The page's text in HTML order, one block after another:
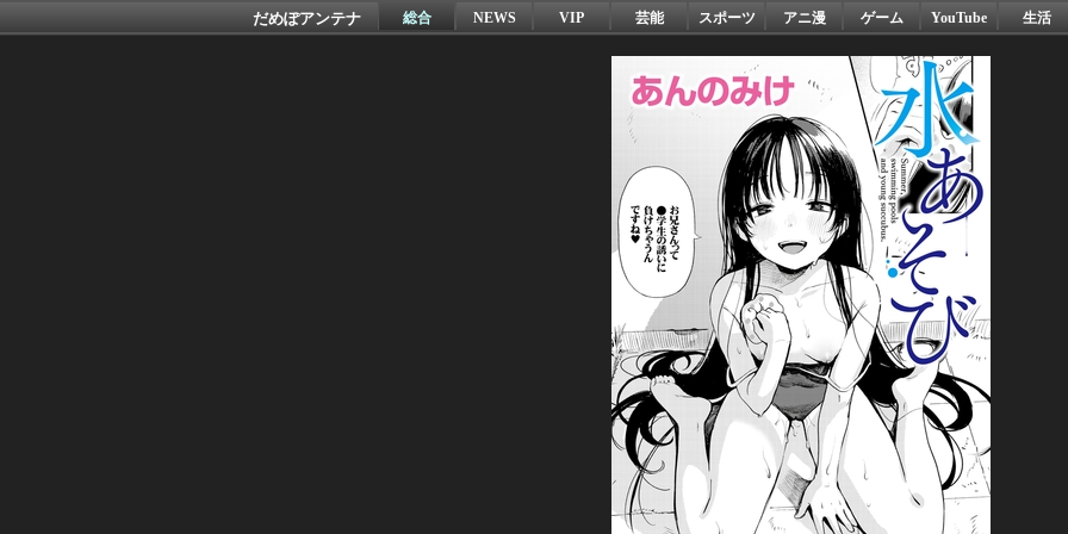
だめぽアンテナ 総合 NEWS VIP 芸能 スポーツ アニ漫 ゲーム YouTube 生活